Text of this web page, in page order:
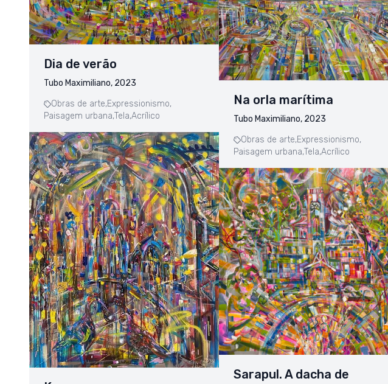
Dia de verão
Tubo Maximiliano, 2023
Obras de arte,Expressionismo,
Paisagem urbana,Tela,Acrílico
Na orla marítima
Tubo Maximiliano, 2023
Obras de arte,Expressionismo,
Paisagem urbana,Tela,Acrílico
Sarapul. A dacha de